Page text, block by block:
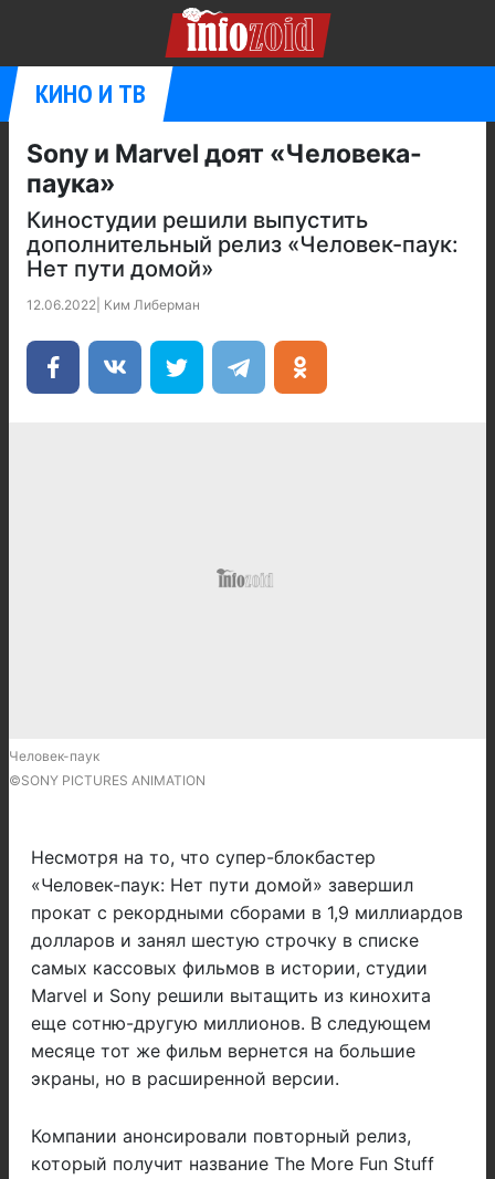
КИНО И ТВ
Sony и Marvel доят «Человека-
паука»
Киностудии решили выпустить
дополнительный релиз «Человек-паук:
Нет пути домой»
12.06.2022 Ким Либерман
Человек-паук
©SONY PICTURES ANIMATION
Несмотря на то, что супер-блокбастер
«Человек-паук: Нет пути домой» завершил
прокат с рекордными сборами в 1,9 миллиардов
долларов и занял шестую строчку в списке
самых кассовых фильмов в истории, студии
Marvel и Sony решили вытащить из кинохита
еще сотню-другую миллионов. В следующем
месяце тот же фильм вернется на большие
экраны, но в расширенной версии.
Компании анонсировали повторный релиз,
который получит название The More Fun Stuff